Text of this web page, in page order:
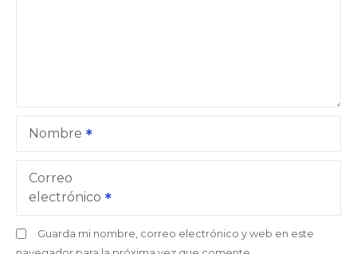
Nombre
Correo
electrónico
Guarda mi nombre, correo electrónico y web en este